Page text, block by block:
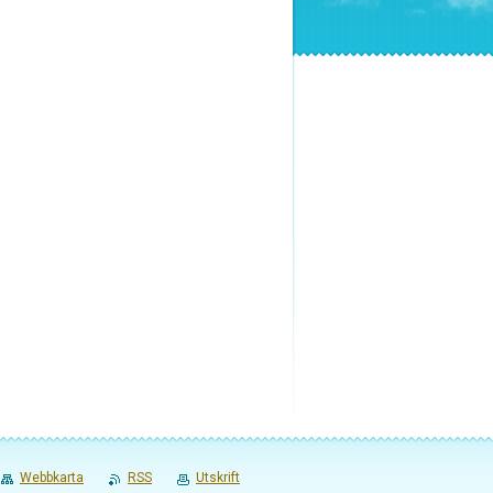
Webbkarta RSS Utskrift